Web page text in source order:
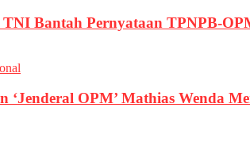
TNI Bantah Pernyataan TPNPB-
‘Jenderal OPM’ Mathias Wenda